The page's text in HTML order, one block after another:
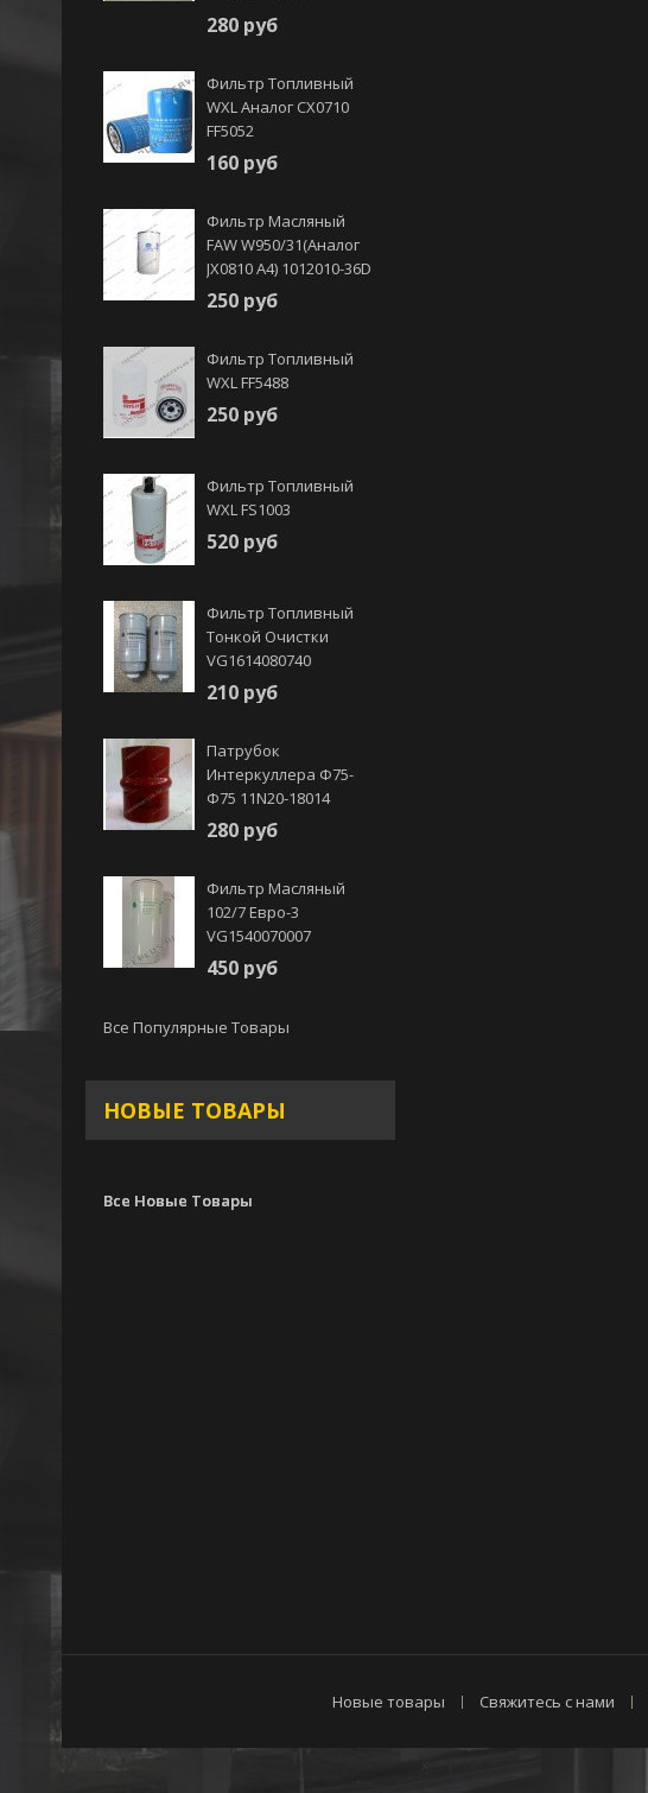
280 руб
Фильтр Топливный
WXL Аналог CX0710
FF5052
160 руб
Фильтр Масляный
FAW W950/31(аналог
JX0810 А4) 1012010-36D
250 руб
Фильтр Топливный
WXL FF5488
250 руб
Фильтр Топливный
WXL FS1003
520 руб
Фильтр Топливный
Тонкой Очистки
VG1614080740
210 руб
Патрубок
Интеркуллера Ф75-
Ф75 11N20-18014
280 руб
Фильтр Масляный
102/7 Евро-3
VG1540070007
450 руб
Все Популярные Товары
НОВЫЕ ТОВАРЫ
Все Новые Товары
Новые товары Свяжитесь с нами